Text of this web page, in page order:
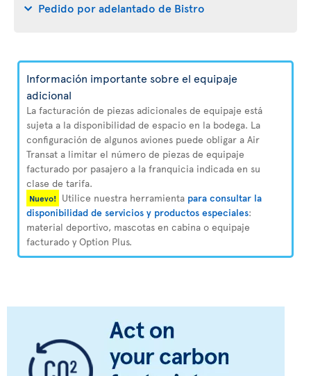
Pedido por adelantado de Bistro
Información importante sobre el equipaje
adicional
La facturación de piezas adicionales de equipaje está
sujeta a la disponibilidad de espacio en la bodega. La
configuración de algunos aviones puede obligar a Air
Transat a limitar el número de piezas de equipaje
facturado por pasajero a la franquicia indicada en su
clase de tarifa.
Nuevo! Utilice nuestra herramienta para consultar la
disponibilidad de servicios y productos especiales:
material deportivo, mascotas en cabina o equipaje
facturado y Option Plus.